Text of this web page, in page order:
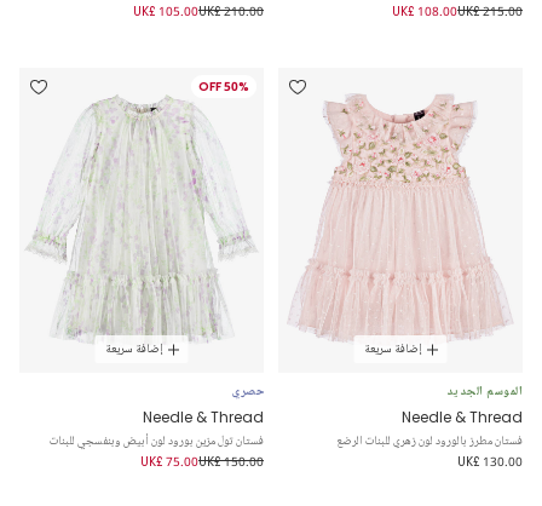
UK£ 215.00
UK£ 108.00
UK£ 210.00
UK£ 105.00
إضافة سريعة
الموسم الجديد
Needle & Thread
فستان مطرز بالورود لون زهري للبنات الرضع
UK£ 130.00
50% OFF
إضافة سريعة
حصري
Needle & Thread
فستان تول مزين بورود لون أبيض وبنفسجي للبنات
UK£ 150.00
UK£ 75.00